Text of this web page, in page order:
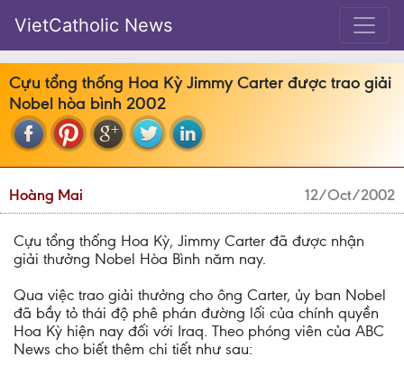
VietCatholic News
Cựu tổng thống Hoa Kỳ Jimmy Carter được trao giải
Nobel hòa bình 2002
Hoàng Mai 12/Oct/2002
Cựu tổng thống Hoa Kỳ, Jimmy Carter đã được nhận
giải thưởng Nobel Hòa Bình năm nay.
Qua việc trao giải thưởng cho ông Carter, ủy ban Nobel
đã bầy tỏ thái độ phê phán đường lối của chính quyền
Hoa Kỳ hiện nay đối với Iraq. Theo phóng viên của ABC
News cho biết thêm chi tiết như sau: